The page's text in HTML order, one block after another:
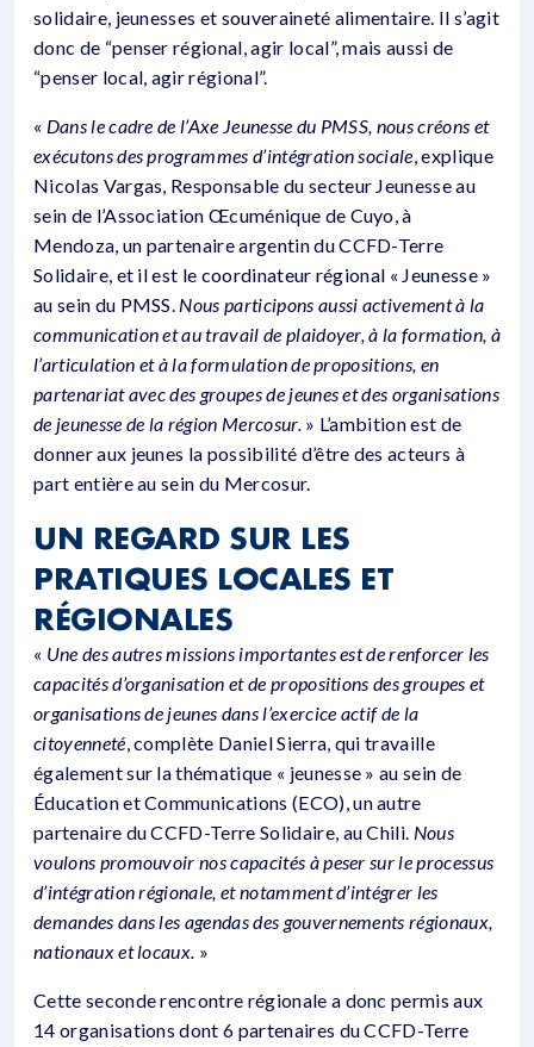
solidaire, jeunesses et souveraineté alimentaire. Il s’agit
donc de “penser régional, agir local”, mais aussi de
“penser local, agir régional”.
« Dans le cadre de l’Axe Jeunesse du PMSS, nous créons et
exécutons des programmes d’intégration sociale, explique
Nicolas Vargas, Responsable du secteur Jeunesse au
sein de l’Association Œcuménique de Cuyo, à
Mendoza, un partenaire argentin du CCFD-Terre
Solidaire, et il est le coordinateur régional « Jeunesse »
au sein du PMSS. Nous participons aussi activement à la
communication et au travail de plaidoyer, à la formation, à
l’articulation et à la formulation de propositions, en
partenariat avec des groupes de jeunes et des organisations
de jeunesse de la région Mercosur.» L’ambition est de
donner aux jeunes la possibilité d’être des acteurs à
part entière au sein du Mercosur.
UN REGARD SUR LES
PRATIQUES LOCALES ET
RÉGIONALES
« Une des autres missions importantes est de renforcer les
capacités d’organisation et de propositions des groupes et
organisations de jeunes dans l’exercice actif de la
citoyenneté, complète Daniel Sierra, qui travaille
également sur la thématique « jeunesse » au sein de
Éducation et Communications (ECO), un autre
partenaire du CCFD-Terre Solidaire, au Chili. Nous
voulons promouvoir nos capacités à peser sur le processus
d’intégration régionale, et notamment d’intégrer les
demandes dans les agendas des gouvernements régionaux,
nationaux et locaux. »
Cette seconde rencontre régionale a donc permis aux
14 organisations dont 6 partenaires du CCFD-Terre